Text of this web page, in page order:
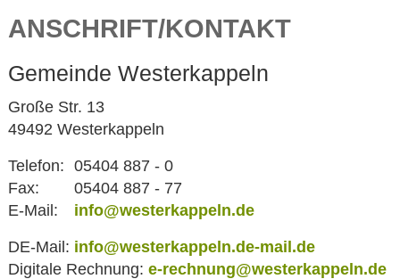
ANSCHRIFT/KONTAKT
Gemeinde Westerkappeln
Große Str. 13
49492 Westerkappeln
Telefon: 05404 887 - 0
Fax:
05404 887 - 77
E-Mail:
info@westerkappeln.de
DE-Mail: info@westerkappeln.de-mail.de
Digitale Rechnung: e-rechnung@westerkappeln.de